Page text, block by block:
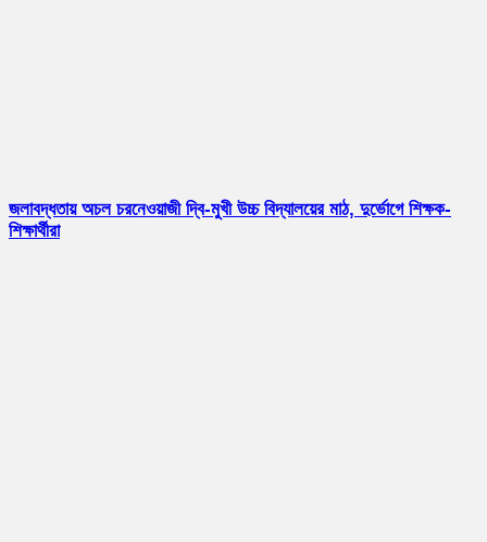
জলাবদ্ধতায় অচল চরনেওয়াজী দ্বি-মুখী উচ্চ বিদ্যালয়ের মাঠ, দুর্ভোগে শিক্ষক-
শিক্ষার্থীরা